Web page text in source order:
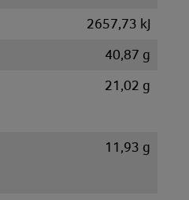
2657,73 kJ
40,87 g
21,02 g
11,93 g